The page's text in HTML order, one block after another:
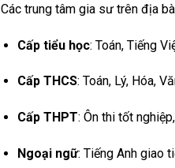
Các trung tâm gia sư trên địa
Cấp tiểu học: Toán, Tiếng
Cấp THCS: Toán, Lý, Hóa,
Cấp THPT: Ôn thi tốt
Ngoại ngữ: Tiếng Anh giao